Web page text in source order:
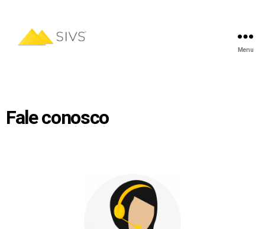
Menu
Fale conosco